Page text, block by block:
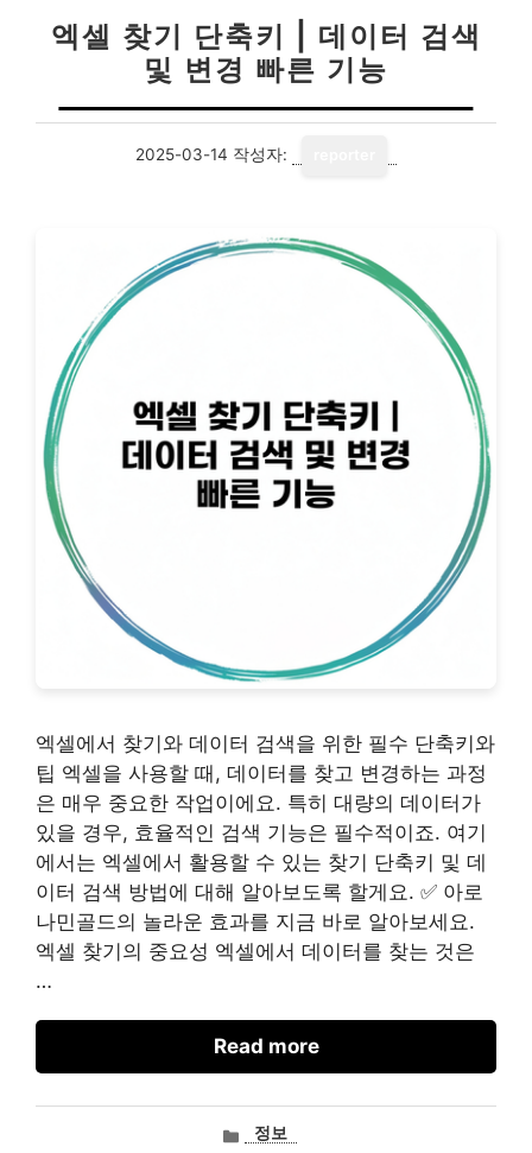
엑셀 찾기 단축키 | 데이터 검색
및 변경 빠른 기능
2025-03-14 작성자:
엑셀에서 찾기와 데이터 검색을 위한 필수 단축키와
팁 엑셀을 사용할 때, 데이터를 찾고 변경하는 과정
은 매우 중요한 작업이에요. 특히 대량의 데이터가
있을 경우, 효율적인 검색 기능은 필수적이죠. 여기
에서는 엑셀에서 활용할 수 있는 찾기 단축키 및 데
이터 검색 방법에 대해 알아보도록 할게요. ✅ 아로
나민골드의 놀라운 효과를 지금 바로 알아보세요.
엑셀 찾기의 중요성 엑셀에서 데이터를 찾는 것은
…
Read more
카정보